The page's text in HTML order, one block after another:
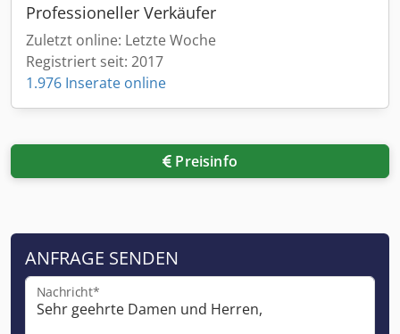
Professioneller Verkäufer
Zuletzt online: Letzte Woche
Registriert seit: 2017
1.976 Inserate online
Preisinfo
ANFRAGE SENDEN
Nachricht*